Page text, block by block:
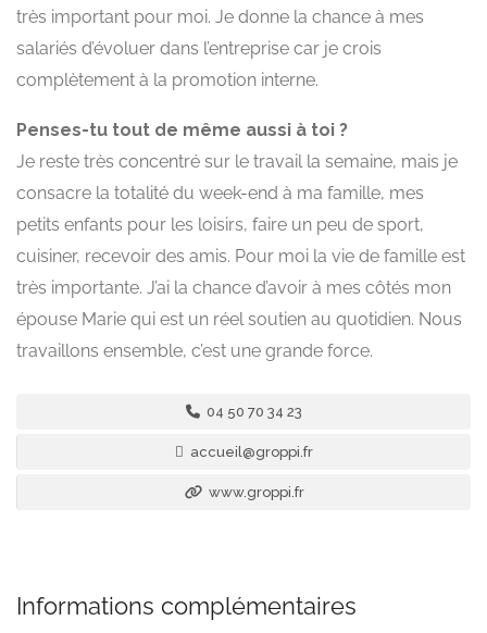
très important pour moi. Je donne la chance à mes
salariés d’évoluer dans l’entreprise car je crois
complètement à la promotion interne.
Penses-tu tout de même aussi à toi ?
Je reste très concentré sur le travail la semaine, mais je
consacre la totalité du week-end à ma famille, mes
petits enfants pour les loisirs, faire un peu de sport,
cuisiner, recevoir des amis. Pour moi la vie de famille est
très importante. J’ai la chance d’avoir à mes côtés mon
épouse Marie qui est un réel soutien au quotidien. Nous
travaillons ensemble, c’est une grande force.
04 50 70 34 23
accueil@groppi.fr
www.groppi.fr
Informations complémentaires